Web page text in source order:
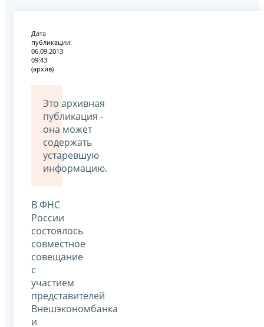
Дата
публикации:
06.09.2013
09:43
(архив)
Это архивная
публикация -
она может
содержать
устаревшую
информацию.
В ФНС
России
состоялось
совместное
совещание
с
участием
представителей
Внешэкономбанка
и